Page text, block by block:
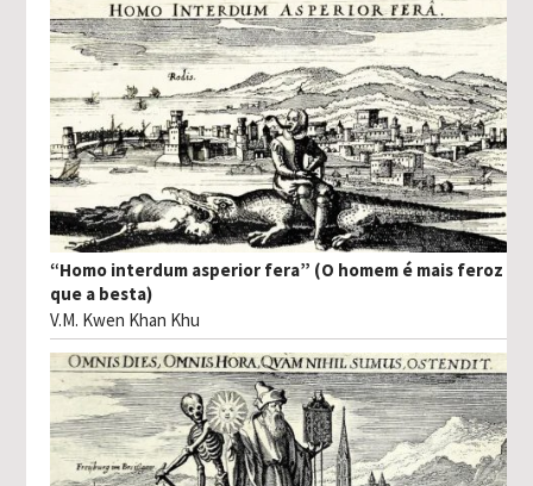
“Homo interdum asperior fera” (O homem é mais feroz
que a besta)
V.M. Kwen Khan Khu